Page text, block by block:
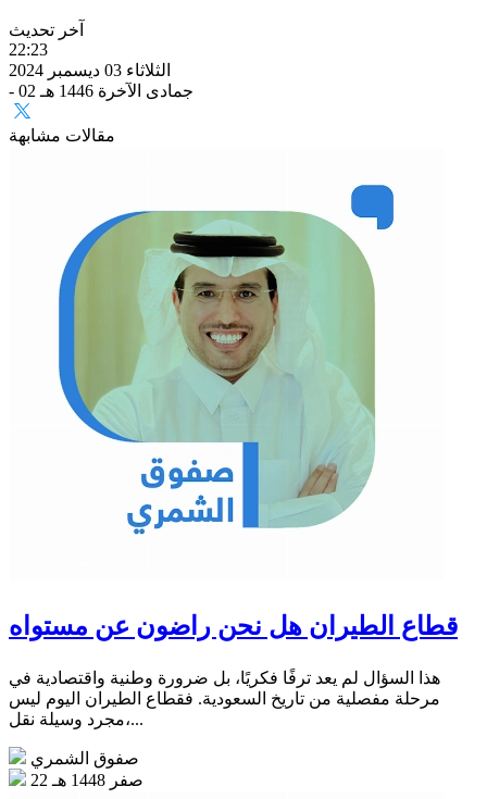
آخر تحديث
22:23
الثلاثاء 03 ديسمبر 2024
- 02 جمادى الآخرة 1446 هـ
مقالات مشابهة
قطاع الطيران هل نحن راضون عن مستواه
هذا السؤال لم يعد ترفًا فكريًا، بل ضرورة وطنية واقتصادية في
مرحلة مفصلية من تاريخ السعودية. فقطاع الطيران اليوم ليس
مجرد وسيلة نقل،...
صفوق الشمري
22 صفر 1448 هـ